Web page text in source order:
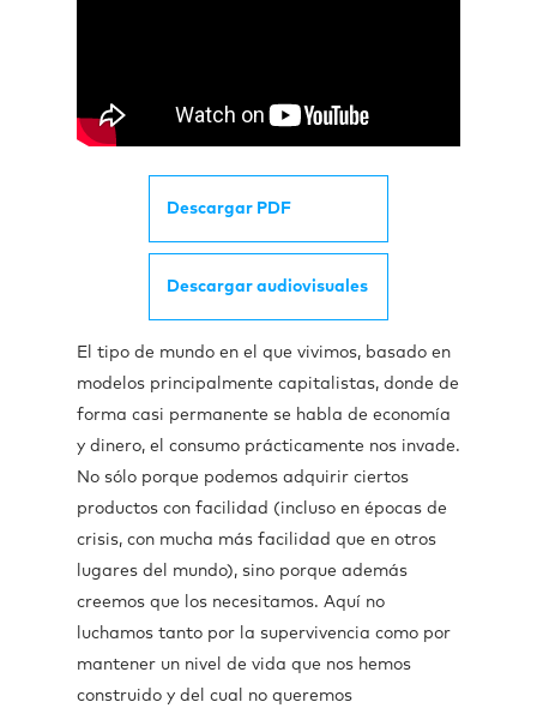
Descargar PDF
Descargar audiovisuales
El tipo de mundo en el que vivimos, basado en
modelos principalmente capitalistas, donde de
forma casi permanente se habla de economía
y dinero, el consumo prácticamente nos invade.
No sólo porque podemos adquirir ciertos
productos con facilidad (incluso en épocas de
crisis, con mucha más facilidad que en otros
lugares del mundo), sino porque además
creemos que los necesitamos. Aquí no
luchamos tanto por la supervivencia como por
mantener un nivel de vida que nos hemos
construido y del cual no queremos